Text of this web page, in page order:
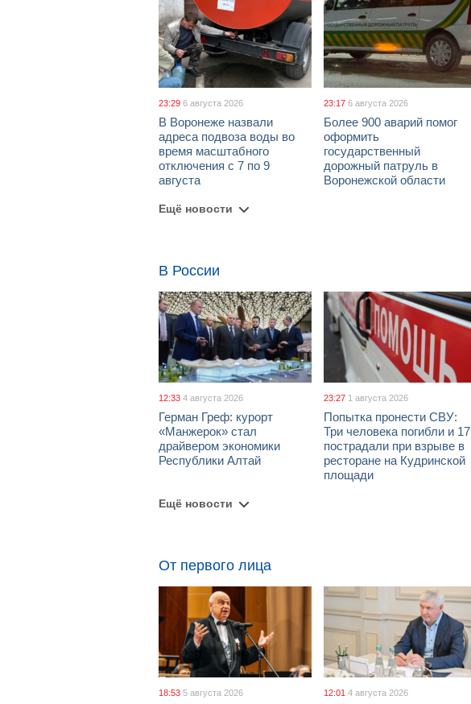
23:29 6 августа 2026
В Воронеже назвали
адреса подвоза воды во
время масштабного
отключения с 7 по 9
августа
23:17 6 августа 2026
Более 900 аварий помог
оформить
государственный
дорожный патруль в
Воронежской области
Ещё новости
В России
12:33 4 августа 2026
Герман Греф: курорт
«Манжерок» стал
драйвером экономики
Республики Алтай
23:27 1 августа 2026
Попытка пронести СВУ:
Три человека погибли и 17
пострадали при взрыве в
ресторане на Кудринской
площади
Ещё новости
От первого лица
18:53 5 августа 2026 12:01 4 августа 2026